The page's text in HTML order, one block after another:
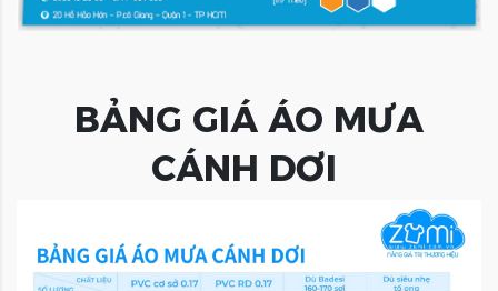
BẢNG GIÁ ÁO MƯA
CÁNH DƠI